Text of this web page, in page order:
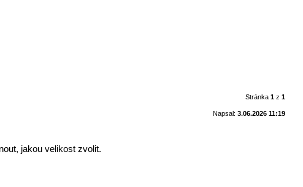
Stránka 1z 1
Napsal: 3.06.2026 11:19
jakou velikost zvolit.